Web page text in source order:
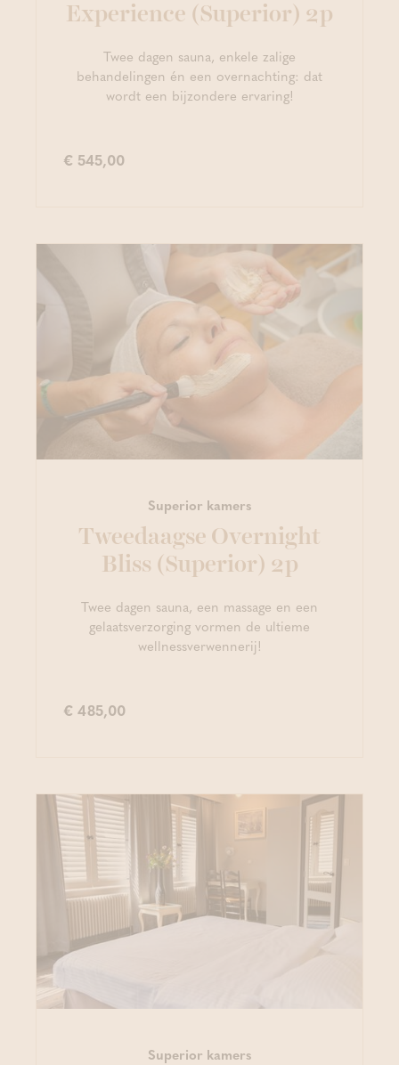
Experience (Superior) 2p
Twee dagen sauna, enkele zalige
behandelingen én een overnachting: dat
wordt een bijzondere ervaring!
€ 545,00
Superior kamers
Tweedaagse Overnight
Bliss (Superior) 2p
Twee dagen sauna, een massage en een
gelaatsverzorging vormen de ultieme
wellnessverwennerij!
€ 485,00
Superior kamers